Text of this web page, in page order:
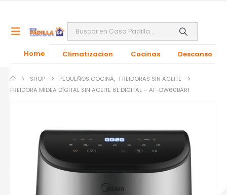
Home Climatizacion Cocinas Descanso
SHOP PEQUEÑOS COCINA, FREIDORAS SIN ACEITE
FREIDORA MIDEA DIGITAL SIN ACEITE 6L DIGITAL – AF-DW60BAR1